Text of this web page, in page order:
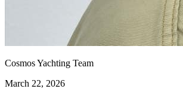
Cosmos Yachting Team
March 22, 2026